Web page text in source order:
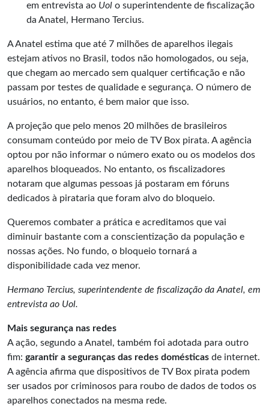
em entrevista ao Uol o superintendente de fiscalização
da Anatel, Hermano Tercius.
A Anatel estima que até 7 milhões de aparelhos ilegais
estejam ativos no Brasil, todos não homologados, ou seja,
que chegam ao mercado sem qualquer certificação e não
passam por testes de qualidade e segurança. O número de
usuários, no entanto, é bem maior que isso.
A projeção que pelo menos 20 milhões de brasileiros
consumam conteúdo por meio de TV Box pirata. A agência
optou por não informar o número exato ou os modelos dos
aparelhos bloqueados. No entanto, os fiscalizadores
notaram que algumas pessoas já postaram em fóruns
dedicados à pirataria que foram alvo do bloqueio.
Queremos combater a prática e acreditamos que vai
diminuir bastante com a conscientização da população e
nossas ações. No fundo, o bloqueio tornará a
disponibilidade cada vez menor.
Hermano Tercius, superintendente de fiscalização da Anatel, em
entrevista ao Uol.
Mais segurança nas redes
A ação, segundo a Anatel, também foi adotada para outro
fim: garantir a seguranças das redes domésticas de internet.
A agência afirma que dispositivos de TV Box pirata podem
ser usados por criminosos para roubo de dados de todos os
aparelhos conectados na mesma rede.